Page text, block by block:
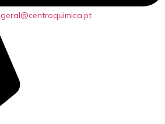
geral@centroquimica.pt